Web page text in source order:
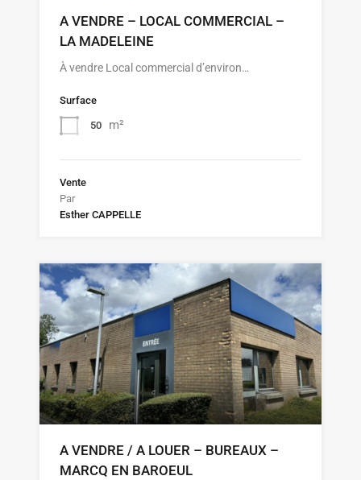
A VENDRE – LOCAL COMMERCIAL –
LA MADELEINE
À vendre Local commercial d’environ…
Surface
50 m²
Vente
Par
Esther CAPPELLE
A VENDRE / A LOUER – BUREAUX –
MARCQ EN BAROEUL